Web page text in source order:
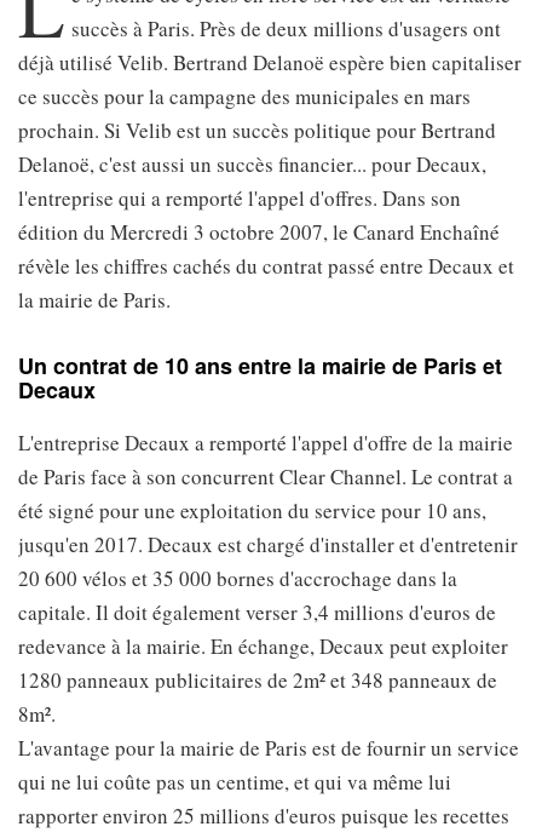
succès à Paris. Près de deux millions d'usagers ont
déjà utilisé Velib. Bertrand Delanoë espère bien capitaliser
ce succès pour la campagne des municipales en mars
prochain. Si Velib est un succès politique pour Bertrand
Delanoë, c'est aussi un succès financier... pour Decaux,
l'entreprise qui a remporté l'appel d'offres. Dans son
édition du Mercredi 3 octobre 2007, le Canard Enchaîné
révèle les chiffres cachés du contrat passé entre Decaux et
la mairie de Paris.
Un contrat de 10 ans entre la mairie de Paris et
Decaux
L'entreprise Decaux a remporté l'appel d'offre de la mairie
de Paris face à son concurrent Clear Channel. Le contrat a
été signé pour une exploitation du service pour 10 ans,
jusqu'en 2017. Decaux est chargé d'installer et d'entretenir
20 600 vélos et 35 000 bornes d'accrochage dans la
capitale. Il doit également verser 3,4 millions d'euros de
redevance à la mairie. En échange, Decaux peut exploiter
1280 panneaux publicitaires de 2m² et 348 panneaux de
8m².
L'avantage pour la mairie de Paris est de fournir un service
qui ne lui coûte pas un centime, et qui va même lui
rapporter environ 25 millions d'euros puisque les recettes